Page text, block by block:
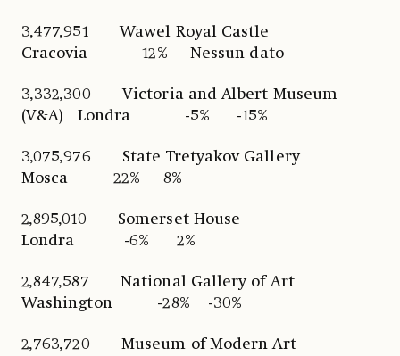
3,477,951 Wawel Royal Castle
Cracovia 12% Nessun dato
3,332,300 Victoria and Albert Museum
(V&A) Londra -5% -15%
3,075,976 State Tretyakov Gallery
Mosca 22% 8%
2,895,010 Somerset House
Londra -6% 2%
2,847,587 National Gallery of Art
Washington -28% -30%
2,763,720 Museum of Modern Art